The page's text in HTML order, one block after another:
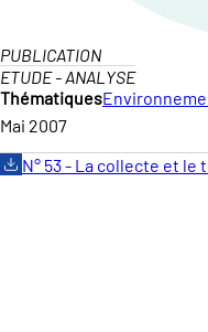
PUBLICATION
ETUDE - ANALYSE
Thématiques
Mai 2007
N° 53 - La collecte et